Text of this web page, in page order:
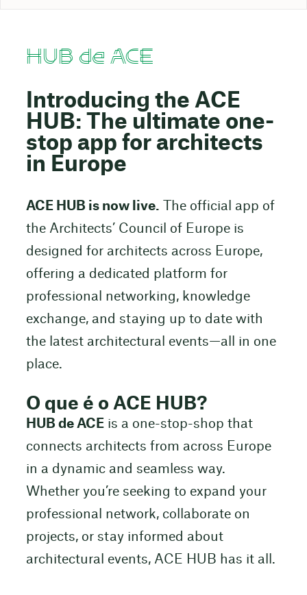
HUB de ACE
Introducing the ACE
HUB: The ultimate one-
stop app for architects
in Europe
ACE HUB is now live. The official app of
the Architects’ Council of Europe is
designed for architects across Europe,
offering a dedicated platform for
professional networking, knowledge
exchange, and staying up to date with
the latest architectural events—all in one
place.
O que é o ACE HUB?
HUB de ACEis a one-stop-shop that
connects architects from across Europe
in a dynamic and seamless way.
Whether you’re seeking to expand your
professional network, collaborate on
projects, or stay informed about
architectural events, ACE HUB has it all.